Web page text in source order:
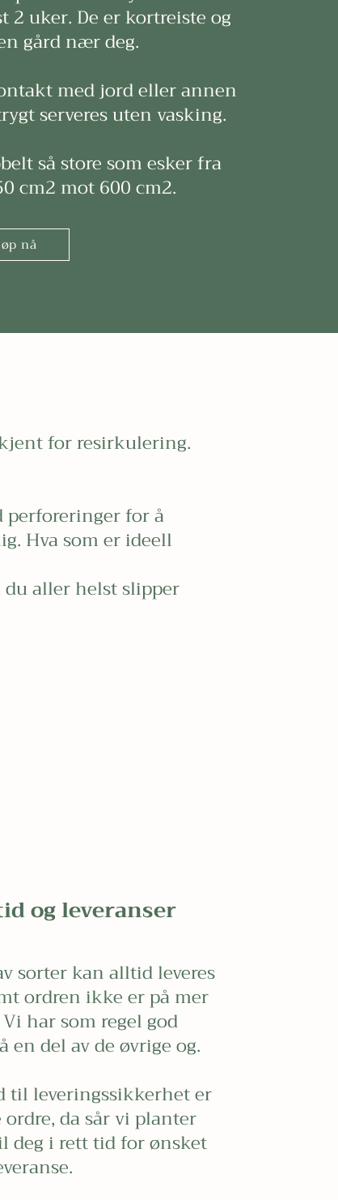
uker. De er kortreiste og
gård nær deg.
med jord eller annen
serveres uten vasking.
så store som esker fra
cm2 mot 600 cm2.
nå
for resirkulering.
perforeringer for å
Hva som er ideell
aller helst slipper
og leveranser
sorter kan alltid leveres
ordren ikke er på mer
har som regel god
del av de øvrige og.
til leveringssikkerhet er
da sår vi planter
deg i rett tid for ønsket